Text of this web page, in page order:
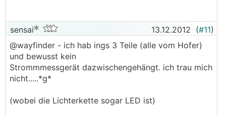
sensai 13.12.2012 (#11)
@wayfinder - ich hab ings 3 Teile (alle vom Hofer)
und bewusst kein
Strommmessgerät dazwischengehängt. ich trau mich
nicht.....*g*
(wobei die Lichterkette sogar LED ist)